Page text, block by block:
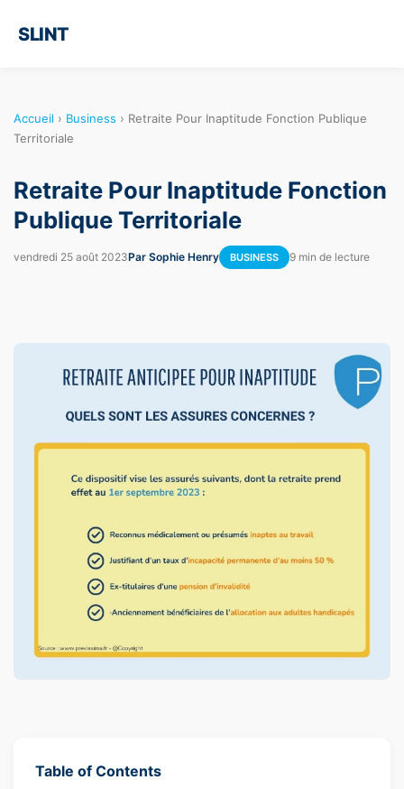
SLINT
Accueil › Business › Retraite Pour Inaptitude Fonction Publique
Territoriale
Retraite Pour Inaptitude Fonction
Publique Territoriale
vendredi 25 août 2023Par Sophie Henry BUSINESS 9 min de lecture
Table of Contents